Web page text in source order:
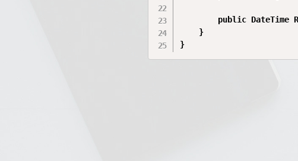
public DateTime
    }
}